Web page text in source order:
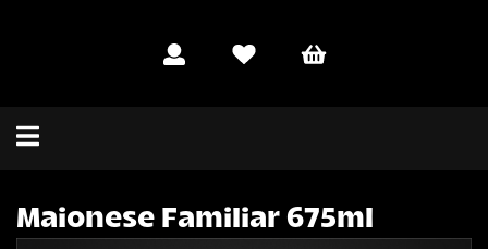
Toggle
Maionese Familiar 675ml